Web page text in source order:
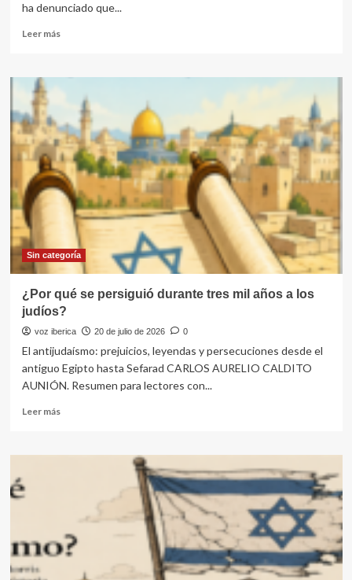
ha denunciado que...
Leer másLeer
Manos
Limpias
denuncia
graves
amenazas
contra
Miguel
Bernad.
¿Se
pretende
amedrentar
quienes
acuden
la
Justicia?
Sin categoría
¿Por qué se persiguió durante tres mil años a los
judíos?
voz iberica 20 de julio de 2026 0
El antijudaísmo: prejuicios, leyendas y persecuciones desde el
antiguo Egipto hasta Sefarad CARLOS AURELIO CALDITO
AUNIÓN. Resumen para lectores con...
Leer másLeer
¿Por
durante
mil
años